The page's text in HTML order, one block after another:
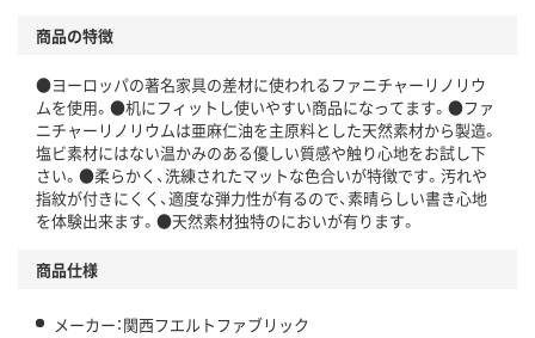
商品の特徴
●ヨーロッパの著名家具の差材に使われるファニチャーリノリウ
ムを使用。●机にフィットし使いやすい商品になってます。●ファ
ニチャーリノリウムは亜麻仁油を主原料とした天然素材から製造。
塩ビ素材にはない温かみのある優しい質感や触り心地をお試し下
さい。●柔らかく、洗練されたマットな色合いが特徴です。汚れや
指紋が付きにくく、適度な弾力性が有るので、素晴らしい書き心地
を体験出来ます。●天然素材独特のにおいが有ります。
商品仕様
メーカー：関西フエルトファブリック